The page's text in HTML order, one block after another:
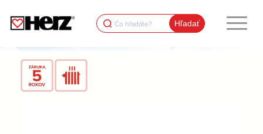
Search
for: